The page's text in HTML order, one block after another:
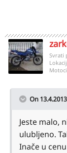
Svrati
On
Jeste malo,
ulubljeno.
Inače u